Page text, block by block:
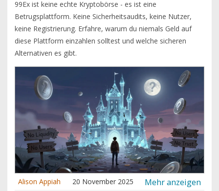
99Ex ist keine echte Kryptobörse - es ist eine
Betrugsplattform. Keine Sicherheitsaudits, keine Nutzer,
keine Registrierung. Erfahre, warum du niemals Geld auf
diese Plattform einzahlen solltest und welche sicheren
Alternativen es gibt.
Alison Appiah 20 November 2025 Mehr anzeigen